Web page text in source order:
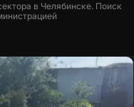
в Челябинске. Поиск